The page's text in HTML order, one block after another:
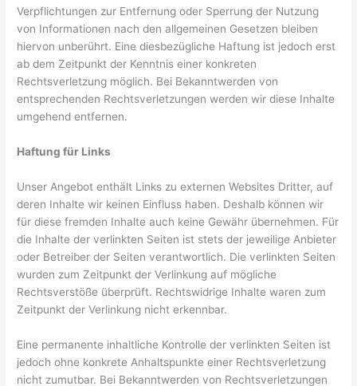
Verpflichtungen zur Entfernung oder Sperrung der Nutzung
von Informationen nach den allgemeinen Gesetzen bleiben
hiervon unberührt. Eine diesbezügliche Haftung ist jedoch erst
ab dem Zeitpunkt der Kenntnis einer konkreten
Rechtsverletzung möglich. Bei Bekanntwerden von
entsprechenden Rechtsverletzungen werden wir diese Inhalte
umgehend entfernen.
Haftung für Links
Unser Angebot enthält Links zu externen Websites Dritter, auf
deren Inhalte wir keinen Einfluss haben. Deshalb können wir
für diese fremden Inhalte auch keine Gewähr übernehmen. Für
die Inhalte der verlinkten Seiten ist stets der jeweilige Anbieter
oder Betreiber der Seiten verantwortlich. Die verlinkten Seiten
wurden zum Zeitpunkt der Verlinkung auf mögliche
Rechtsverstöße überprüft. Rechtswidrige Inhalte waren zum
Zeitpunkt der Verlinkung nicht erkennbar.
Eine permanente inhaltliche Kontrolle der verlinkten Seiten ist
jedoch ohne konkrete Anhaltspunkte einer Rechtsverletzung
nicht zumutbar. Bei Bekanntwerden von Rechtsverletzungen